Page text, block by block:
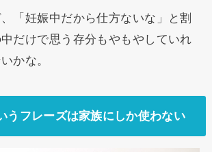
「妊娠中だから仕方ないな」と割
だけで思う存分もやもやしていれ
かな。
うフレーズは家族にしか使わない